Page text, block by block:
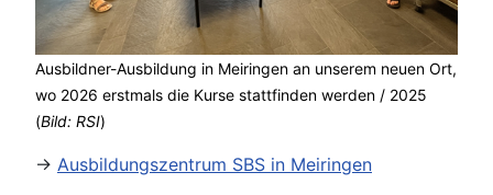
Ausbildner-Ausbildung in Meiringen an unserem neuen Ort,
wo 2026 erstmals die Kurse stattfinden werden / 2025
(Bild: RSI)
-> Ausbildungszentrum SBS in Meiringen